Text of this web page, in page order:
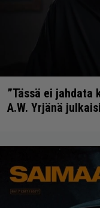
”Tässä ei
A.W. Yrjänä